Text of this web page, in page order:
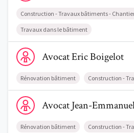
Construction - Travaux bâtiments -
Travaux dans le bâtiment
Voir le profil de AvocatEric Boigelot
AvocatEricBoigelot
Rénovation bâtiment Construction -
Voir le profil de AvocatJean-
AvocatJean-
Rénovation bâtiment Construction -